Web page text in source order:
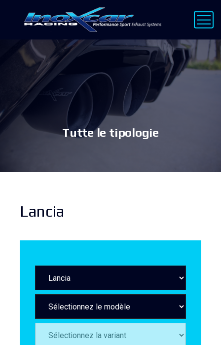
Tutte le tipologie
Lancia